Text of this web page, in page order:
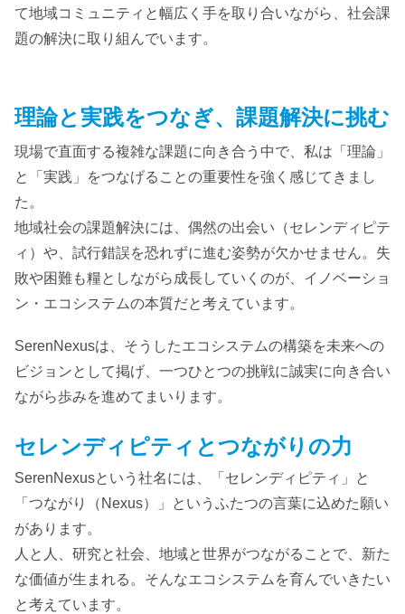
て地域コミュニティと幅広く手を取り合いながら、社会課
題の解決に取り組んでいます。
理論と実践をつなぎ、課題解決に挑む
現場で直面する複雑な課題に向き合う中で、私は「理論」
と「実践」をつなげることの重要性を強く感じてきまし
た。
地域社会の課題解決には、偶然の出会い（セレンディピテ
ィ）や、試行錯誤を恐れずに進む姿勢が欠かせません。失
敗や困難も糧としながら成長していくのが、イノベーショ
ン・エコシステムの本質だと考えています。
SerenNexusは、そうしたエコシステムの構築を未来への
ビジョンとして掲げ、一つひとつの挑戦に誠実に向き合い
ながら歩みを進めてまいります。
セレンディピティとつながりの力
SerenNexusという社名には、「セレンディピティ」と
「つながり（Nexus）」というふたつの言葉に込めた願い
があります。
人と人、研究と社会、地域と世界がつながることで、新た
な価値が生まれる。そんなエコシステムを育んでいきたい
と考えています。